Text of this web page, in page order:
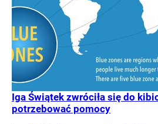
Iga Świątek zwróciła się do
potrzebować pomocy